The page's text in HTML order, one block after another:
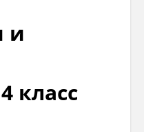
и
класс